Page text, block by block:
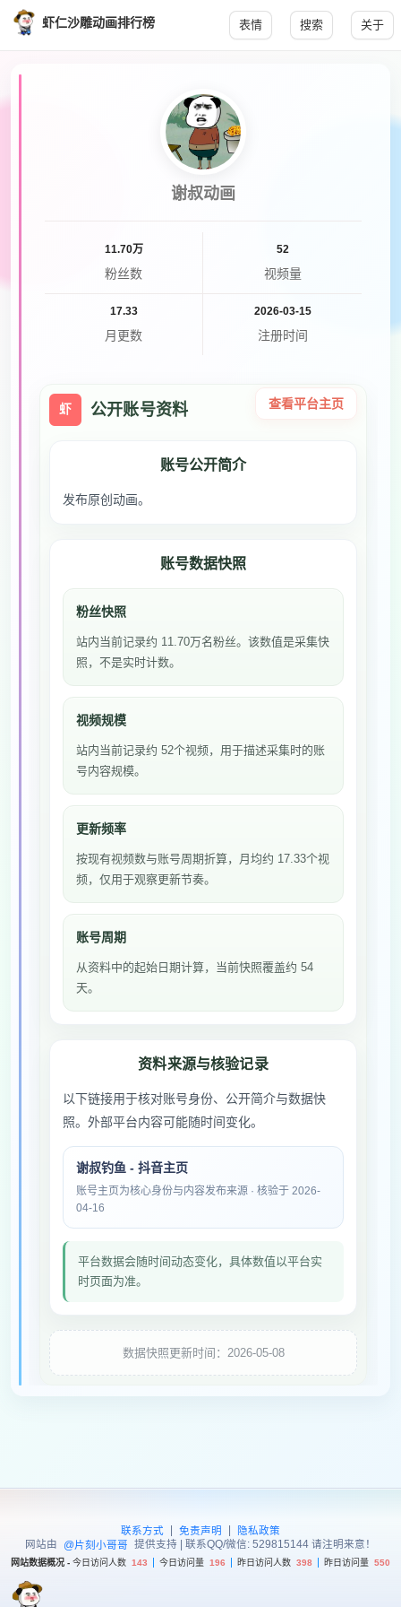
虾仁沙雕动画排行榜 表情 搜索 关于
谢叔动画
11.70万
粉丝数
52
视频量
17.33
月更数
2026-03-15
注册时间
虾 公开账号资料 查看平台主页
账号公开简介
发布原创动画。
账号数据快照
粉丝快照
站内当前记录约 11.70万名粉丝。该数值是采集快
照，不是实时计数。
视频规模
站内当前记录约 52个视频，用于描述采集时的账
号内容规模。
更新频率
按现有视频数与账号周期折算，月均约 17.33个视
频，仅用于观察更新节奏。
账号周期
从资料中的起始日期计算，当前快照覆盖约 54
天。
资料来源与核验记录
以下链接用于核对账号身份、公开简介与数据快
照。外部平台内容可能随时间变化。
谢叔钓鱼 - 抖音主页
账号主页为核心身份与内容发布来源 · 核验于 2026-
04-16
平台数据会随时间动态变化，具体数值以平台实
时页面为准。
数据快照更新时间：2026-05-08
联系方式 | 免责声明 |
隐私政策
网站由
@片刻小哥哥 提供支持 | 联系QQ/微信: 529815144 请注明来意！
网站数据概况 - 今日访问人数 143 今日访问量 196 昨日访问人数 398 昨日访问量 550